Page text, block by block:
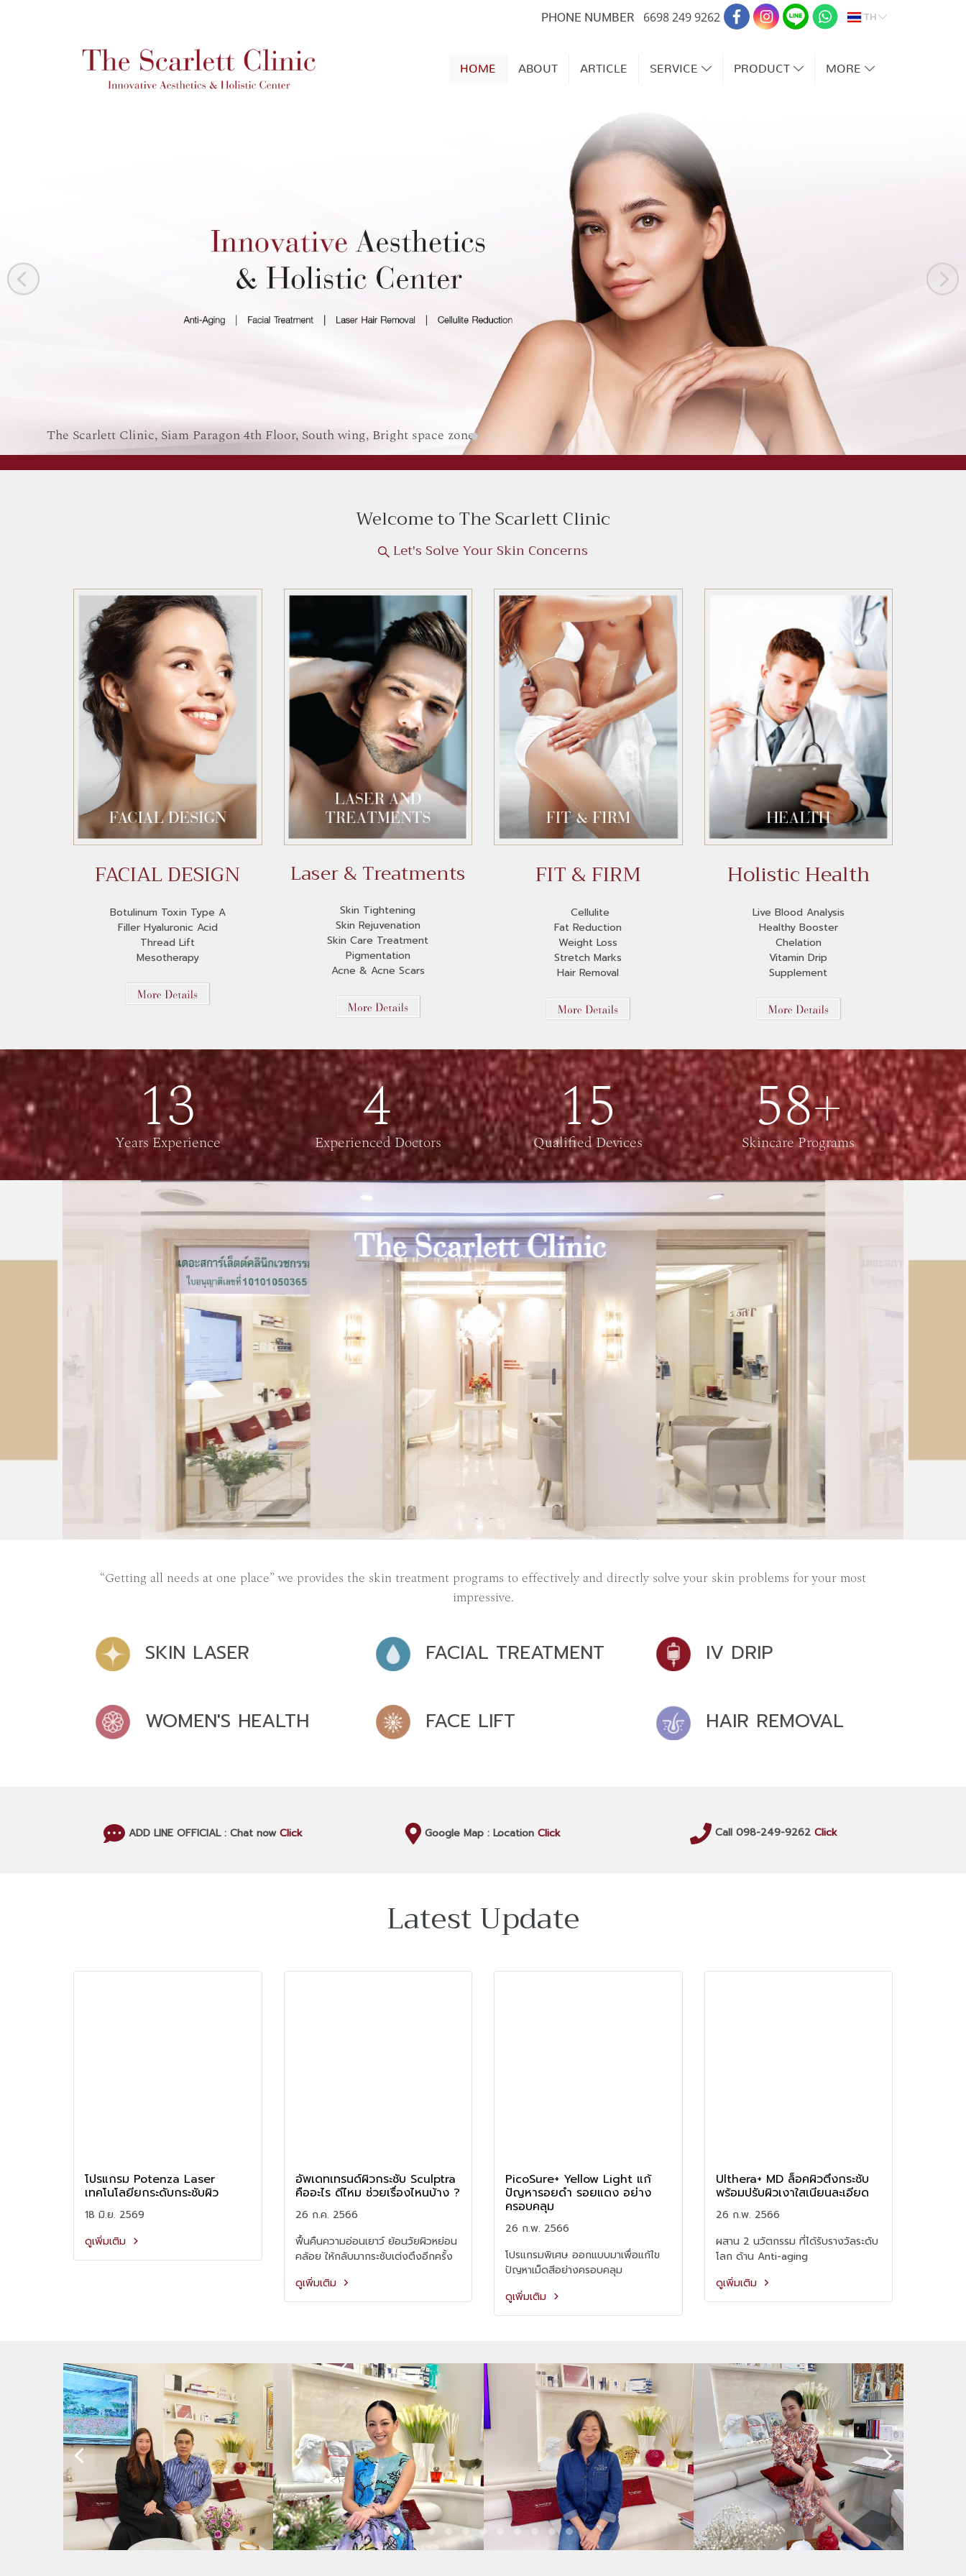
PHONE NUMBER 6698 249 9262 TH
HOME ABOUT ARTICLE SERVICE PRODUCT MORE
The Scarlett Clinic
Open daily 10.30 AM - 20.30 PM
Welcome to The Scarlett Clinic
Let's Solve Your Skin Concerns
FACIAL DESIGN
Botulinum Toxin Type A
Filler Hyaluronic Acid
Thread Lift
Mesotherapy
Laser & Treatments
Skin Tightening
Skin Rejuvenation
Skin Care Treatment
Pigmentation
Acne & Acne Scars
FIT & FIRM
Cellulite
Fat Reduction
Weight Loss
Stretch Marks
Hair Removal
Holistic Health
Live Blood Analysis
Healthy Booster
Chelation
Vitamin Drip
Supplement
13
Years Experience 4
Experienced Doctors 15
Qualified Devices 58+
Skincare Programs
“Getting all needs at one place” we provides the skin treatment programs to effectively and directly solve your skin problems for your most
impressive.
SKIN LASER FACIAL TREATMENT IV DRIP
WOMEN'S HEALTH FACE LIFT HAIR REMOVAL
ADD LINE OFFICIAL : Chat nowClick Google Map : LocationClick Call 098-249-9262 Click
Latest Update
โปรแกรม Potenza Laser
เทคโนโลยียกระดับกระชับผิว
18 มิ.ย. 2569
ดูเพิ่มเติม
อัพเดทเทรนด์ผิวกระชับ Sculptra
คืออะไร ดีไหม ช่วยเรื่องไหนบ้าง ?
26 ก.ค. 2566
ฟื้นคืนความอ่อนเยาว์ ย้อนวัยผิวหย่อน
คล้อย ให้กลับมากระชับเต่งตึงอีกครั้ง
ดูเพิ่มเติม
PicoSure+ Yellow Light แก้
ปัญหารอยดำ รอยแดง อย่าง
ครอบคลุม
26 ก.พ. 2566
โปรแกรมพิเศษ ออกแบบมาเพื่อแก้ไข
ปัญหาเม็ดสีอย่างครอบคลุม
ดูเพิ่มเติม
Ulthera+ MD ล็อคผิวตึงกระชับ
พร้อมปรับผิวเงาใสเนียนละเอียด
26 ก.พ. 2566
ผสาน 2 นวัตกรรม ที่ได้รับรางวัลระดับ
โลก ด้าน Anti-aging
ดูเพิ่มเติม